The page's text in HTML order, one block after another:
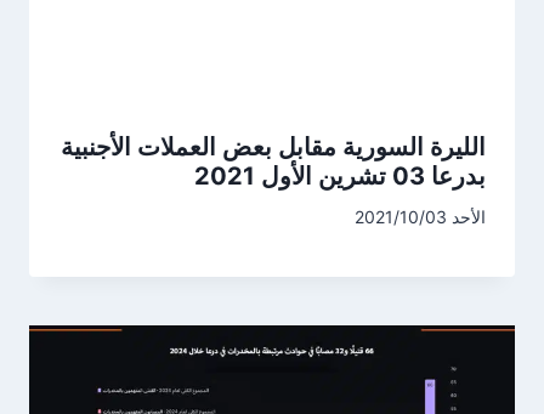
الليرة السورية مقابل بعض العملات الأجنبية
بدرعا 03 تشرين الأول 2021
الأحد 2021/10/03